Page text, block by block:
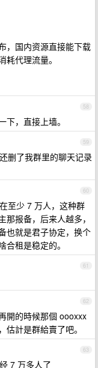
，国内资源直接能下载
代理流量。
58
，直接上墙。
59
删了我群里的聊天记录
60
至少 7 万人，这种群
报备，后来人越多，
也就是君子协定，换个
租是稳定的。
61
62
開的時候那個 oooxxx
計是群給賣了吧。
63
7 万多人了